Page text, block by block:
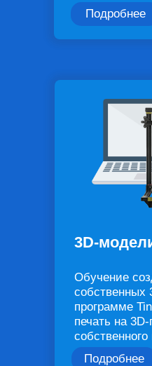
Подробнее
Обучение
собственных
программе
печать на
3D-
Подробнее